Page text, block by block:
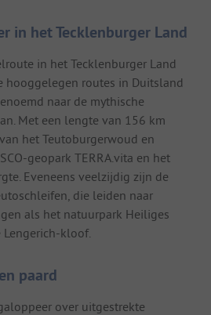
in het Tecklenburger Land
in het Tecklenburger Land
hooggelegen routes in Duitsland
naar de mythische
Met een lengte van 156 km
het Teutoburgerwoud en
geopark TERRA.vita en het
Eveneens veelzijdig zijn de
die leiden naar
als het natuurpark Heiliges
kloof.
paard
over uitgestrekte